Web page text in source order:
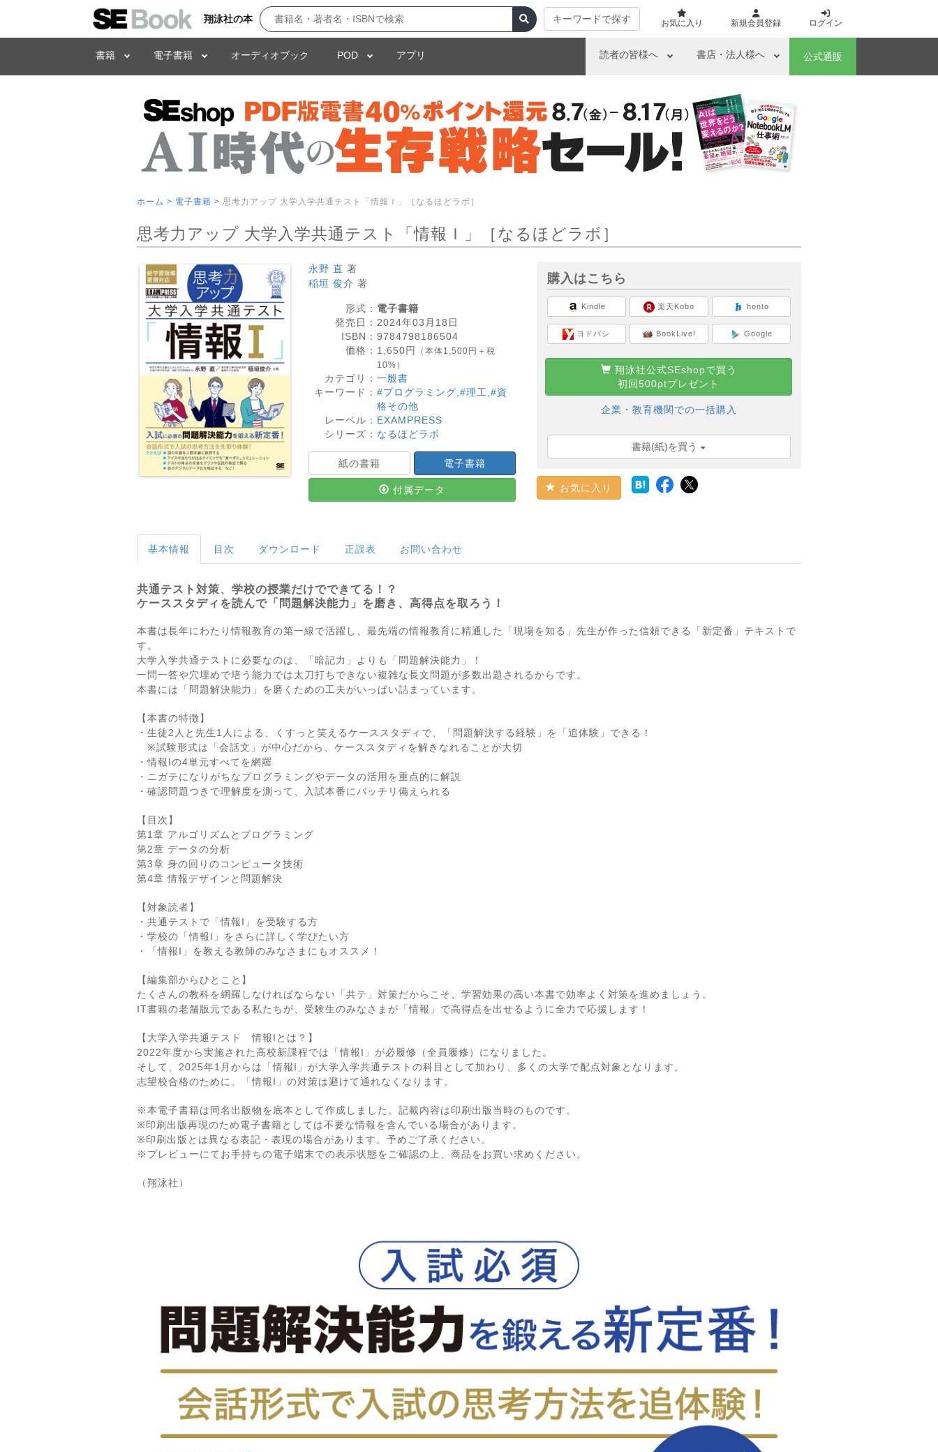
翔泳社の本 キーワードで探す お気に入り 新規会員登録 ログイン
書籍 電子書籍 オーディオブック POD アプリ 読者の皆様へ 書店・法人様へ 公式通販
ホーム > 電子書籍 > 思考力アップ 大学入学共通テスト「情報Ｉ」［なるほどラボ］
思考力アップ 大学入学共通テスト「情報Ｉ」［なるほどラボ］
永野 直 著
稲垣 俊介 著
形式： 電子書籍
発売日： 2024年03月18日
ISBN： 9784798186504
価格： 1,650円
（本体1,500円＋税
10%）
カテゴリ： 一般書
キーワード： #プログラミング #理工 #資
格その他
レーベル： EXAMPRESS
シリーズ： なるほどラボ
紙の書籍 電子書籍
付属データ
購入はこちら
Kindle
ヨドバシ
楽天Kobo
BookLive!
honto
Google
翔泳社公式SEshopで買う
初回500ptプレゼント
企業・教育機関での一括購入
書籍(紙)を買う
お気に入り
基本情報 目次 ダウンロード 正誤表 お問い合わせ
共通テスト対策、学校の授業だけでできてる！？
ケーススタディを読んで「問題解決能力」を磨き、高得点を取ろう！
本書は長年にわたり情報教育の第一線で活躍し、最先端の情報教育に精通した「現場を知る」先生が作った信頼できる「新定番」テキストで
す。
大学入学共通テストに必要なのは、「暗記力」よりも「問題解決能力」！
一問一答や穴埋めで培う能力では太刀打ちできない複雑な長文問題が多数出題されるからです。
本書には「問題解決能力」を磨くための工夫がいっぱい詰まっています。
【本書の特徴】
・生徒2人と先生1人による、くすっと笑えるケーススタディで、「問題解決する経験」を「追体験」できる！
※試験形式は「会話文」が中心だから、ケーススタディを解きなれることが大切
・情報Iの4単元すべてを網羅
・ニガテになりがちなプログラミングやデータの活用を重点的に解説
・確認問題つきで理解度を測って、入試本番にバッチリ備えられる
【目次】
第1章 アルゴリズムとプログラミング
第2章 データの分析
第3章 身の回りのコンピュータ技術
第4章 情報デザインと問題解決
【対象読者】
・共通テストで「情報I」を受験する方
・学校の「情報I」をさらに詳しく学びたい方
・「情報I」を教える教師のみなさまにもオススメ！
【編集部からひとこと】
たくさんの教科を網羅しなければならない「共テ」対策だからこそ、学習効果の高い本書で効率よく対策を進めましょう。
IT書籍の老舗版元である私たちが、受験生のみなさまが「情報」で高得点を出せるように全力で応援します！
【大学入学共通テスト 情報Iとは？】
2022年度から実施された高校新課程では「情報I」が必履修（全員履修）になりました。
そして、2025年1月からは「情報I」が大学入学共通テストの科目として加わり、多くの大学で配点対象となります。
志望校合格のために、「情報I」の対策は避けて通れなくなります。
※本電子書籍は同名出版物を底本として作成しました。記載内容は印刷出版当時のものです。
※印刷出版再現のため電子書籍としては不要な情報を含んでいる場合があります。
※印刷出版とは異なる表記・表現の場合があります。予めご了承ください。
※プレビューにてお手持ちの電子端末での表示状態をご確認の上、商品をお買い求めください。
（翔泳社）